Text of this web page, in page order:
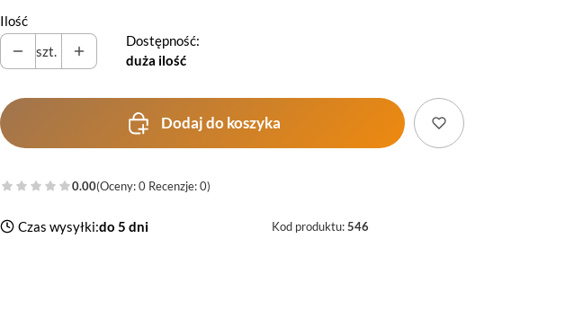
Ilość
szt.
Dostępność:
duża ilość
Dodaj do koszyka
0.00(Oceny: 0 Recenzje: 0)
Czas wysyłki:do 5 dni Kod produktu:546